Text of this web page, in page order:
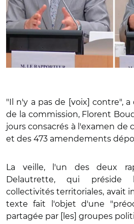
"Il n'y a pas de [voix] contre",
de la commission, Florent
jours consacrés à l'examen de
et des 473 amendements
La veille, l'un des deux
Delautrette, qui préside
collectivités territoriales, avait
texte fait l'objet d'une
partagée par [les] groupes